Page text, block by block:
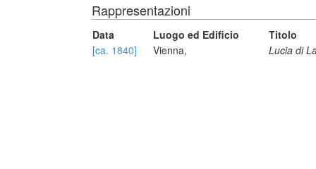
Rappresentazioni
Data Luogo ed Edificio
Titolo
[ca. 1840]
Vienna, Lucia di